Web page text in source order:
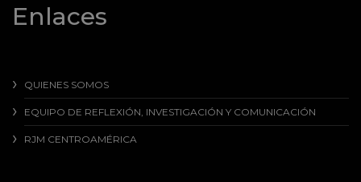
Enlaces
QUIENES SOMOS
EQUIPO DE REFLEXIÓN, INVESTIGACIÓN Y COMUNICACIÓN
RJM CENTROAMÉRICA